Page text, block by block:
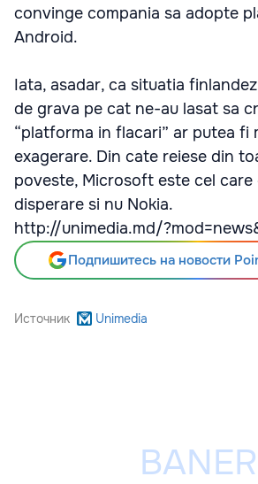
convinge compania sa adopte
Android.
Iata, asadar, ca situatia
de grava pe cat ne-au lasat sa
“platforma in flacari” ar putea fi
exagerare. Din cate reiese din
poveste, Microsoft este cel care
disperare si nu Nokia.
http://unimedia.md/
Подпишитесь на новости
Источник Unimedia